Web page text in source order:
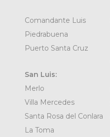
Comandante Luis
Piedrabuena
Puerto Santa Cruz
San Luis:
Merlo
Villa Mercedes
Santa Rosa del Conlara
La Toma